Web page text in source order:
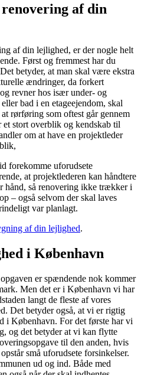
af din
af din lejlighed, er der nogle helt
Først og fremmest har du
betyder, at man skal være ekstra
ændringer, da forkert
revner hos især under- og
bad i en etageejendom, skal
rørføring som oftest går gennem
stort overblik og kendskab til
om at have en projektleder
forekomme uforudsete
at projektlederen kan håndtere
hånd, så renovering ikke trækker i
– også selvom der skal laves
var planlagt.
af din lejlighed.
i København
er spændende nok kommer
Men det er i København vi har
langt de fleste af vores
Det betyder også, at vi er rigtig
i København. For det første har vi
og det betyder at vi kan flytte
til den anden, hvis
små uforudsete forsinkelser.
ud og ind. Både med